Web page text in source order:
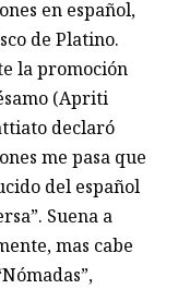
en español,
de Platino.
la promoción
(Apriti
declaró
me pasa que
del español
Suena a
mas cabe